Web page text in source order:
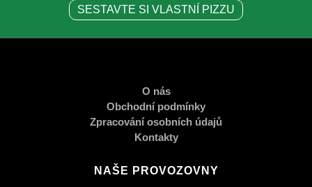
SESTAVTE SI VLASTNÍ PIZZU
O nás
Obchodní podmínky
Zpracování osobních údajů
Kontakty
NAŠE PROVOZOVNY